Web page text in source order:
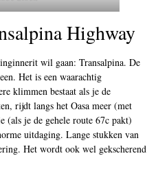
Highway
wil gaan: Transalpina. De
Het is een waarachtig
klimmen bestaat als je de
rijdt langs het Oasa meer (met
(als je de gehele route 67c pakt)
uitdaging. Lange stukken van
Het wordt ook wel gekscherend